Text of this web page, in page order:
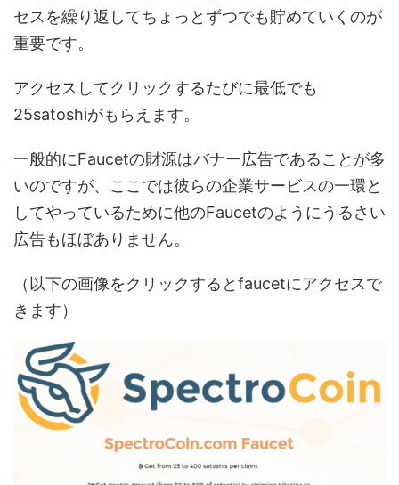
セスを繰り返してちょっとずつでも貯めていくのが
重要です。
アクセスしてクリックするたびに最低でも
25satoshiがもらえます。
一般的にFaucetの財源はバナー広告であることが多
いのですが、ここでは彼らの企業サービスの一環と
してやっているために他のFaucetのようにうるさい
広告もほぼありません。
（以下の画像をクリックするとfaucetにアクセスで
きます）